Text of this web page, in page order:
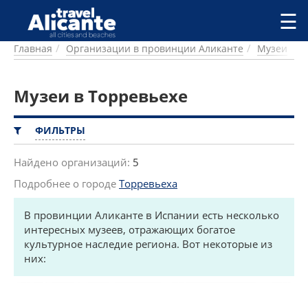
Перейти к основному содержанию
ГОРОДА
ПИТАНИЕ
ПРОЖИВАНИЕ
ПЛЯЖИ
ДОСТОПРИМЕЧАТЕЛЬНОСТИ
КЕМПИНГ
КОМАРКИ (РАЙОНЫ)
РЕЦЕПТЫ
ПРЕДЛОЖЕНИЯ
СТАТЬИ
УСЛУГИ
☰
Главная Организации в провинции Аликанте Музеи
Музеи в Торревьехе
ФИЛЬТРЫ
Найдено организаций: 5
Подробнее о городе Торревьеха
В провинции Аликанте в Испании есть несколько
интересных музеев, отражающих богатое
культурное наследие региона. Вот некоторые из
них: